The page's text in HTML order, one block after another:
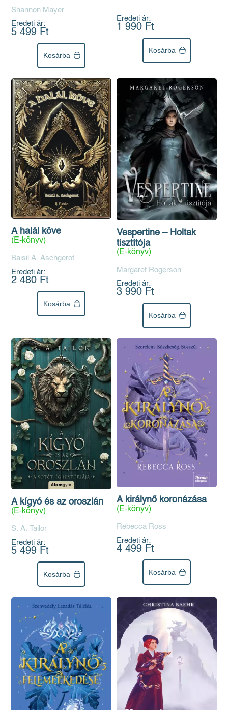
Shannon Mayer
Eredeti ár:
5 499 Ft
Kosárba
Eredeti ár:
1 990 Ft
Kosárba
A halál köve
(E-könyv)
Baisil A. Aschgerot
Eredeti ár:
2 480 Ft
Kosárba
Vespertine – Holtak
tisztítója
(E-könyv)
Margaret Rogerson
Eredeti ár:
3 990 Ft
Kosárba
A kígyó és az oroszlán
(E-könyv)
S. A. Tailor
Eredeti ár:
5 499 Ft
Kosárba
A királynő koronázása
(E-könyv)
Rebecca Ross
Eredeti ár:
4 499 Ft
Kosárba